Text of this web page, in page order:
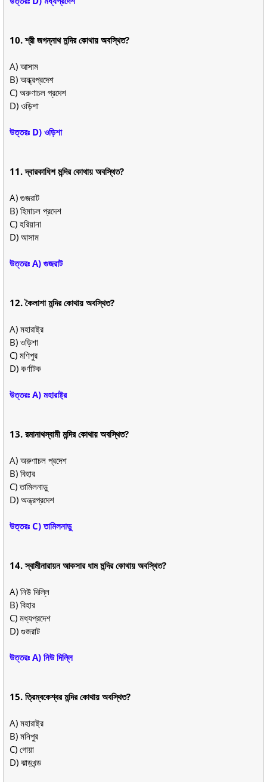
10. শ্রী জগন্নাথ মন্দির কোথায় অবস্থিত?
A) আসাম
B) অন্ধ্রপ্রদেশ
C) অরুণাচল প্রদেশ
D) ওড়িশা
উত্তরঃ D) ওড়িশা
11. দ্বারকাধিশ মন্দির কোথায় অবস্থিত?
A) গুজরাট
B) হিমাচল প্রদেশ
C) হরিয়ানা
D) আসাম
উত্তরঃ A) গুজরাট
12. কৈলাশা মন্দির কোথায় অবস্থিত?
A) মহারাষ্ট্র
B) ওড়িশা
C) মণিপুর
D) কর্ণাটক
উত্তরঃ A) মহারাষ্ট্র
13. রমানাথস্বামী মন্দির কোথায় অবস্থিত?
A) অরুণাচল প্রদেশ
B) বিহার
C) তামিলনাড়ু
D) অন্ধ্রপ্রদেশ
উত্তরঃ C) তামিলনাড়ু
14. স্বামীনারায়ন আকসার ধাম মন্দির কোথায় অবস্থিত?
A) নিউ দিল্লি
B) বিহার
C) মধ্যপ্রদেশ
D) গুজরাট
উত্তরঃ A) নিউ দিল্লি
15. ত্রিম্বকেশ্বর মন্দির কোথায় অবস্থিত?
A) মহারাষ্ট্র
B) মনিপুর
C) গোয়া
D) ঝাড়খন্ড